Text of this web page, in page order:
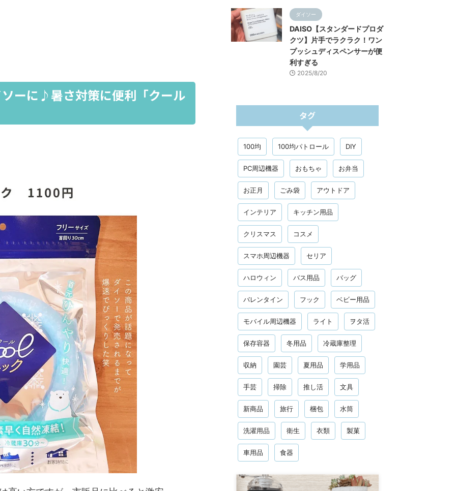
ーに♪暑さ対策に便利「クール
ダイソー
DAISO【スタンダードプロダ
クツ】片手でラクラク！ワン
プッシュディスペンサーが便
利すぎる
2025/8/20
タグ
100均 100均パトロール DIY
PC周辺機器 おもちゃ お弁当
お正月 ごみ袋 アウトドア
インテリア キッチン用品
クリスマス コスメ
スマホ周辺機器 セリア
ハロウィン バス用品 バッグ
バレンタイン フック ベビー用品
モバイル周辺機器 ライト ヲタ活
保存容器 冬用品 冷蔵庫整理
収納 園芸 夏用品 学用品
手芸 掃除 推し活 文具
新商品 旅行 梱包 水筒
洗濯用品 衛生 衣類 製菓
車用品 食器